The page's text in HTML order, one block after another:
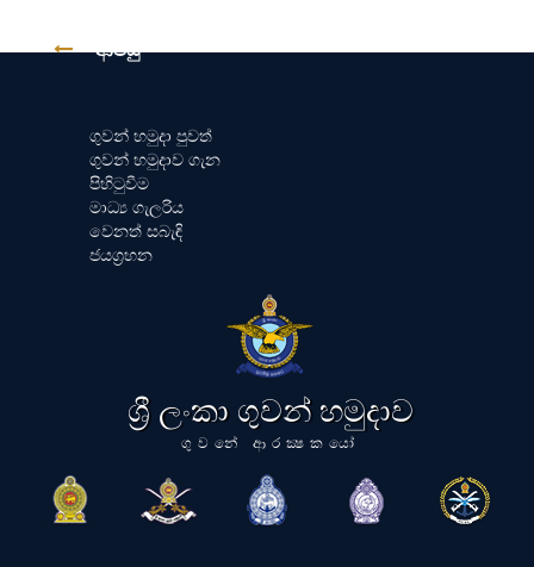
ආපසු
ගුවන් හමුදා පුවත්
ගුවන් හමුදාව ගැන
පිහිටුවීම
මාධ්‍ය ගැලරිය
වෙනත් සබැඳි
ජයග්‍රහන
ශ්‍රී ලංකා ගුවන් හමුදාව
ගුවනේ ආරක්‍ෂකයෝ